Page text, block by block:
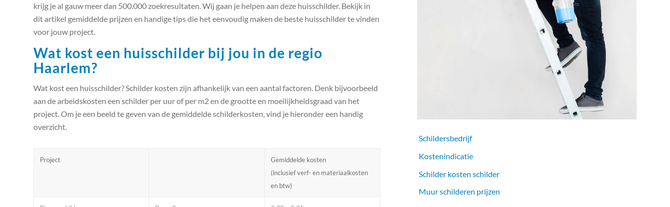
krijg je al gauw meer dan 500.000 zoekresultaten. Wij gaan je helpen aan deze huisschilder. Bekijk in
dit artikel gemiddelde prijzen en handige tips die het eenvoudig maken de beste huisschilder te vinden
voor jouw project.
Wat kost een huisschilder bij jou in de regio
Haarlem?
Wat kost een huisschilder? Schilder kosten zijn afhankelijk van een aantal factoren. Denk bijvoorbeeld
aan de arbeidskosten een schilder per uur of per m2 en de grootte en moeilijkheidsgraad van het
project. Om je een beeld te geven van de gemiddelde schilderkosten, vind je hieronder een handig
overzicht.
Project
Gemiddelde kosten
(inclusief verf- en materiaalkosten
en btw)
Schildersbedrijf
Kostenindicatie
Schilder kosten schilder
Muur schilderen prijzen